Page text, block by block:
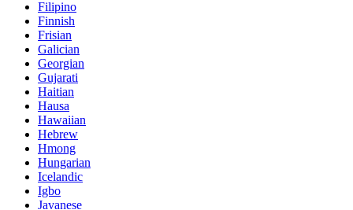
Filipino
Finnish
Frisian
Galician
Georgian
Gujarati
Haitian
Hausa
Hawaiian
Hebrew
Hmong
Hungarian
Icelandic
Igbo
Javanese